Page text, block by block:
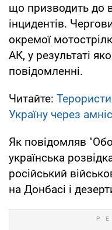
що призводить до
інцидентів.
окремої
АК, у результаті
повідомленні.
Читайте:
Україну через
Як повідомляв
українська
російський
на Донбасі і